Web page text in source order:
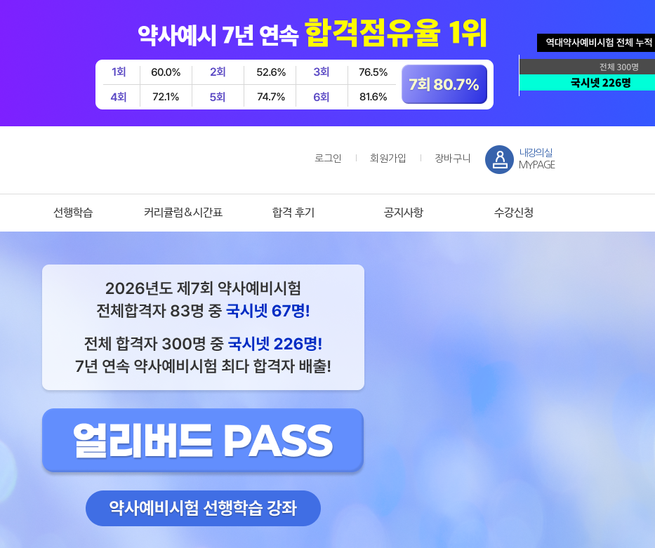
로그인 회원가입 장바구니
내강의실
MYPAGE
선행학습 커리큘럼&시간표 합격 후기 공지사항 수강신청